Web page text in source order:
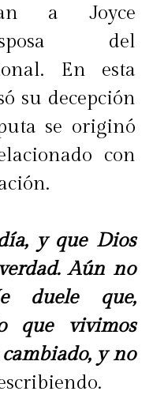
a Joyce
del
En esta
su decepción
se originó
con
y que Dios
Aún no
duele que,
que vivimos
y no